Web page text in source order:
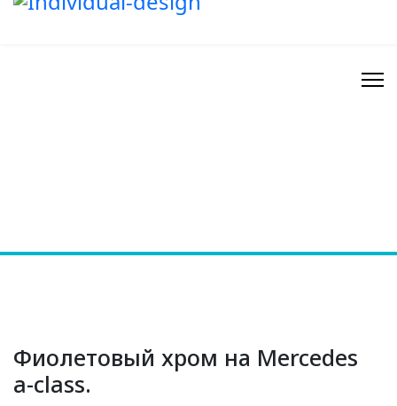
Фиолетовый хром на Mercedes
a-class.